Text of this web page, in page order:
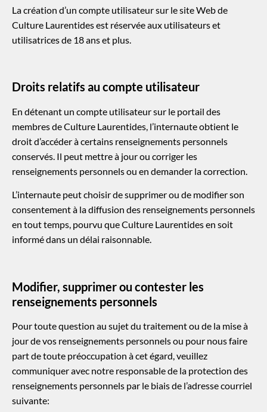
La création d’un compte utilisateur sur le site Web de
Culture Laurentides est réservée aux utilisateurs et
utilisatrices de 18 ans et plus.
Droits relatifs au compte utilisateur
En détenant un compte utilisateur sur le portail des
membres de Culture Laurentides, l’internaute obtient le
droit d’accéder à certains renseignements personnels
conservés. Il peut mettre à jour ou corriger les
renseignements personnels ou en demander la correction.
L’internaute peut choisir de supprimer ou de modifier son
consentement à la diffusion des renseignements personnels
en tout temps, pourvu que Culture Laurentides en soit
informé dans un délai raisonnable.
Modifier, supprimer ou contester les
renseignements personnels
Pour toute question au sujet du traitement ou de la mise à
jour de vos renseignements personnels ou pour nous faire
part de toute préoccupation à cet égard, veuillez
communiquer avec notre responsable de la protection des
renseignements personnels par le biais de l’adresse courriel
suivante: